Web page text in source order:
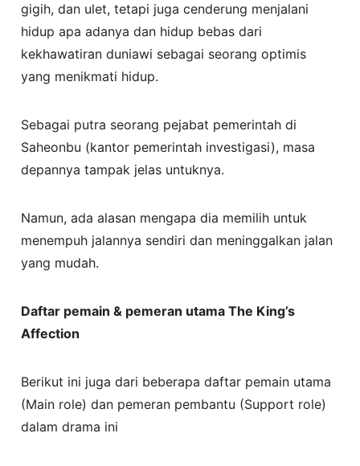
gigih, dan ulet, tetapi juga cenderung menjalani
hidup apa adanya dan hidup bebas dari
kekhawatiran duniawi sebagai seorang optimis
yang menikmati hidup.
Sebagai putra seorang pejabat pemerintah di
Saheonbu (kantor pemerintah investigasi), masa
depannya tampak jelas untuknya.
Namun, ada alasan mengapa dia memilih untuk
menempuh jalannya sendiri dan meninggalkan jalan
yang mudah.
Daftar pemain & pemeran utama The King’s
Affection
Berikut ini juga dari beberapa daftar pemain utama
(Main role) dan pemeran pembantu (Support role)
dalam drama ini